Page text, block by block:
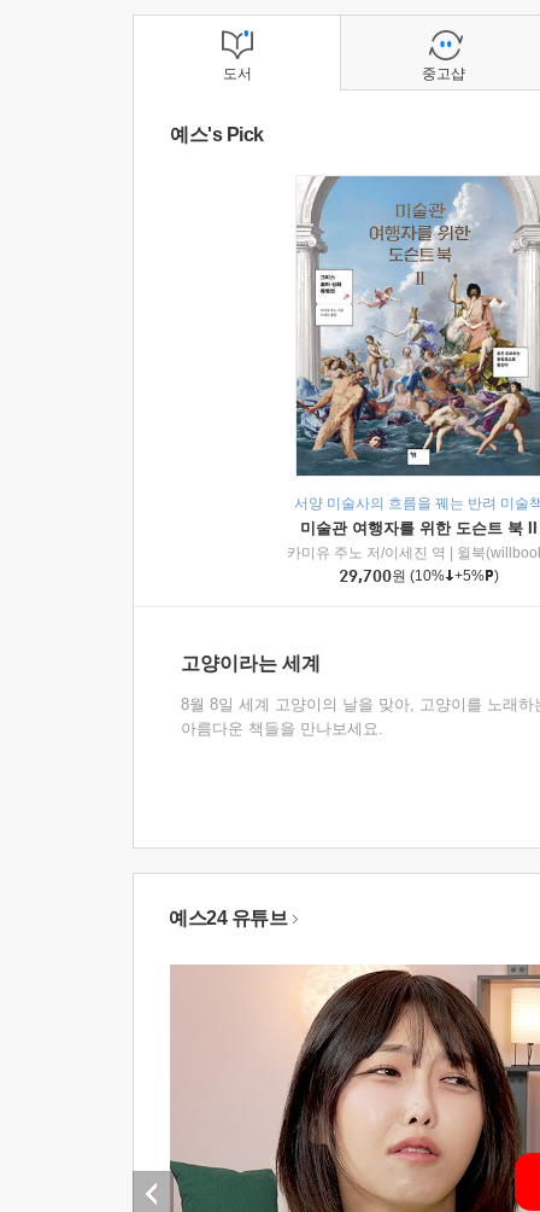
도서
예스's Pick
서양 미술사의 흐름을 꿰는 반려 미술
미술관 여행자를 위한 도슨트 북 II
카미유 주노 저/이세진 역
윌북
29,700원 (10% +5% )
고양이라는 세계
8월 8일 세계 고양이의 날을 맞아, 고양이를 노래하
아름다운 책들을 만나보세요.
중고샵
예스24 유튜브